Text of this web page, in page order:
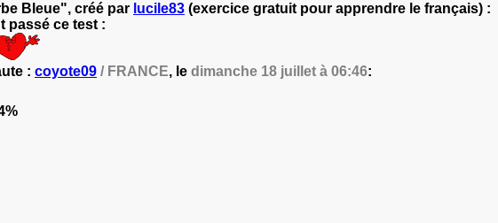
Bleue", créé par lucile83 (exercice gratuit pour apprendre le français) :
passé ce test :
: coyote09 / FRANCE, le dimanche 18 juillet à 06:46: